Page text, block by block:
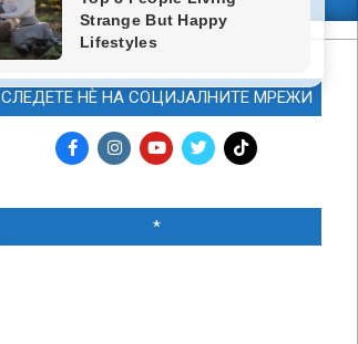
СЛЕДЕТЕ НЀ НА СОЦИЈАЛНИТЕ МРЕЖИ
*